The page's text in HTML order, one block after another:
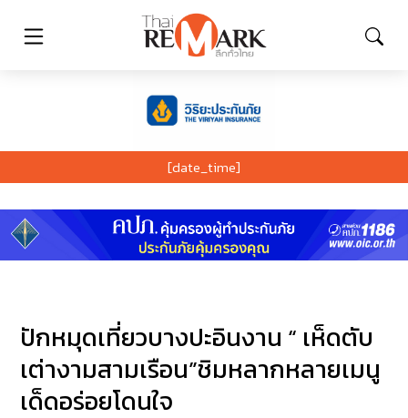
[date_time]
ปักหมุดเที่ยวบางปะอินงาน “ เห็ดตับ
เต่างามสามเรือน”ชิมหลากหลายเมนู
เด็ดอร่อยโดนใจ